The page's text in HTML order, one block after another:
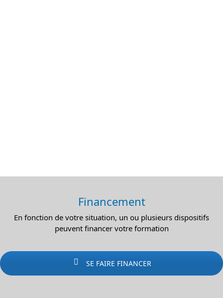
Financement
En fonction de votre situation, un ou plusieurs dispositifs
peuvent financer votre formation
SE FAIRE FINANCER